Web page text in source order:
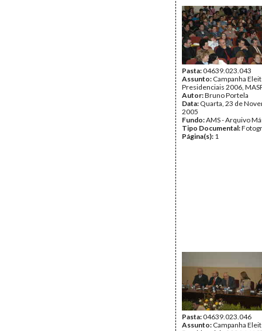
Pasta:04639.023.043
Assunto: Campanha
Presidenciais 2006,
Autor:Bruno Portela
Data: Quarta, 23 de
2005
Fundo:AMS - Arquivo
Tipo Documental:
Página(s): 1
Pasta:04639.023.046
Assunto: Campanha